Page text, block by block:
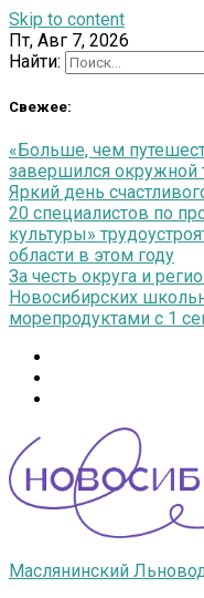
Skip to content
Пт, Авг 7, 2026
Найти:
Свежее:
«Больше, чем
завершился окружной
Яркий день
20 специалистов по
культуры»
области в этом году
За честь округа и
Новосибирских
морепродуктами с 1
Маслянинский